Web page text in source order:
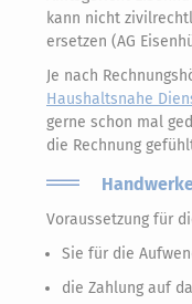
kann nicht
ersetzen (AG
Je nach
Haushaltsnahe
gerne schon mal
die Rechnung
Voraussetzung für
Sie für die
die Zahlung auf